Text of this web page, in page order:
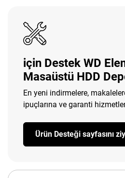
için Destek WD
Masaüstü HDD
En yeni indirmelere,
ipuçlarına ve garanti
Ürün Desteği sayfasını